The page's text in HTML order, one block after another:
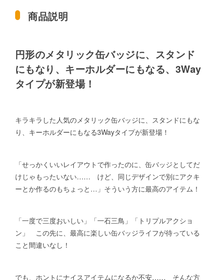
商品説明
円形のメタリック缶バッジに、スタンド
にもなり、キーホルダーにもなる、3Way
タイプが新登場！
キラキラした人気のメタリック缶バッジに、スタンドにもな
り、キーホルダーにもなる3Wayタイプが新登場！
「せっかくいいレイアウトで作ったのに、缶バッジとしてだ
けじゃもったいない…… けど、同じデザインで別にアクキ
ーとか作るのもちょっと…」そういう方に最高のアイテム！
「一度で三度おいしい」「一石三鳥」「トリプルアクショ
ン」 この先に、最高に楽しい缶バッジライフが待っている
こと間違いなし！
でも、ホントにナイスアイテムになるか不安…… そんな方